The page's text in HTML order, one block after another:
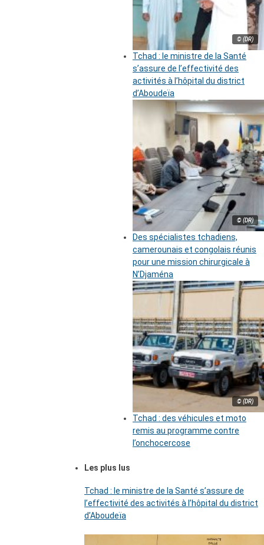
© (DR)
Tchad : le ministre de la Santé
s’assure de l’effectivité des
activités à l’hôpital du district
d’Aboudeïa
© (DR)
Des spécialistes tchadiens,
camerounais et congolais réunis
pour une mission chirurgicale à
N’Djaména
© (DR)
Tchad : des véhicules et moto
remis au programme contre
l’onchocercose
Les plus lus
Tchad : le ministre de la Santé s’assure de
l’effectivité des activités à l’hôpital du district
d’Aboudeïa